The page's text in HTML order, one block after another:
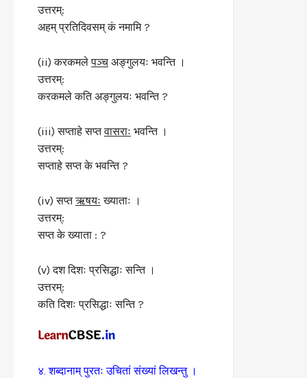
उत्तरम्:
अहम् प्रतिदिवसम् कं नमामि ?
(ii) करकमलेपञ्च अङ्गुलयः भवन्ति ।
उत्तरम्:
करकमले कति अङ्गुलयः भवन्ति ?
(iii) सप्ताहे सप्तवासराः भवन्ति ।
उत्तरम्:
सप्ताहे सप्त के भवन्ति ?
(iv) सप्तऋषयः ख्याताः ।
उत्तरम्:
सप्त के ख्याता : ?
(v) दश दिशः प्रसिद्धाः सन्ति ।
उत्तरम्:
कति दिशः प्रसिद्धाः सन्ति ?
४. शब्दानाम् पुरतः उचितां संख्यां लिखन्तु ।